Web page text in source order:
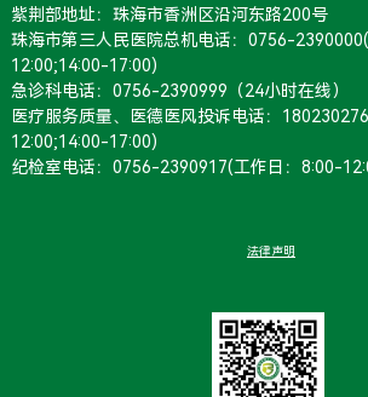
紫荆部地址：珠海市香洲区沿河东路200号
珠海市第三人民医院总机电话：0756-
12:00;14:00-17:00)
急诊科电话：0756-2390999（24小时在线）
医疗服务质量、医德医风投诉电话：
12:00;14:00-17:00)
纪检室电话：0756-2390917(工作日：8:00-
法律声明